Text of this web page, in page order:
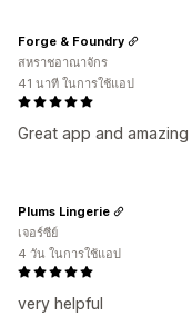
Great app and
Forge & Foundry
สหราชอาณาจักร
41 นาที ในการใช้แอป
very helpful
Plums Lingerie
เจอร์ซีย์
4 วัน ในการใช้แอป